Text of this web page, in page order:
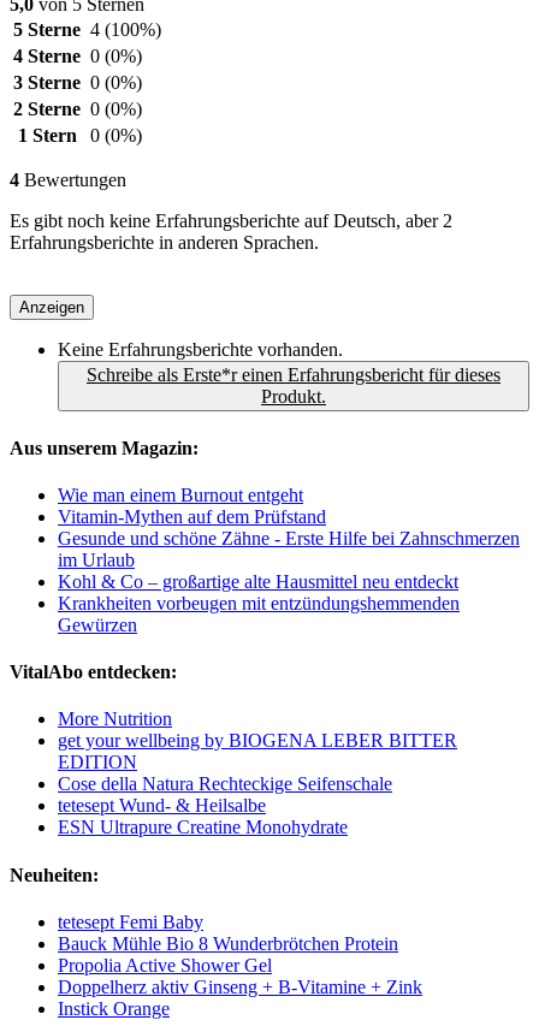
5,0 von 5 Sternen
5 Sterne 4 (100%)
4 Sterne 0 (0%)
3 Sterne 0 (0%)
2 Sterne 0 (0%)
1 Stern
0 (0%)
4 Bewertungen
Es gibt noch keine Erfahrungsberichte auf Deutsch, aber 2
Erfahrungsberichte in anderen Sprachen.
Anzeigen
Keine Erfahrungsberichte vorhanden.
Schreibe als Erste*r einen Erfahrungsbericht für dieses
Produkt.
Aus unserem Magazin:
Wie man einem Burnout entgeht
Vitamin-Mythen auf dem Prüfstand
Gesunde und schöne Zähne - Erste Hilfe bei Zahnschmerzen
im Urlaub
Kohl & Co – großartige alte Hausmittel neu entdeckt
Krankheiten vorbeugen mit entzündungshemmenden
Gewürzen
VitalAbo entdecken:
More Nutrition
get your wellbeing by BIOGENA LEBER BITTER
EDITION
Cose della Natura Rechteckige Seifenschale
tetesept Wund- & Heilsalbe
ESN Ultrapure Creatine Monohydrate
Neuheiten:
tetesept Femi Baby
Bauck Mühle Bio 8 Wunderbrötchen Protein
Propolia Active Shower Gel
Doppelherz aktiv Ginseng + B-Vitamine + Zink
Instick Orange